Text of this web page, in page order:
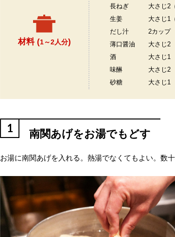
材料 (1～2人分)
長ねぎ
大さじ2
生姜
大さじ1
だし汁
2カップ
薄口醤油
大さじ2
酒
大さじ1
味醂
大さじ2
砂糖
大さじ1
1 南関あげをお湯でもどす
お湯に南関あげを入れる。熱湯でなくてもよい。数